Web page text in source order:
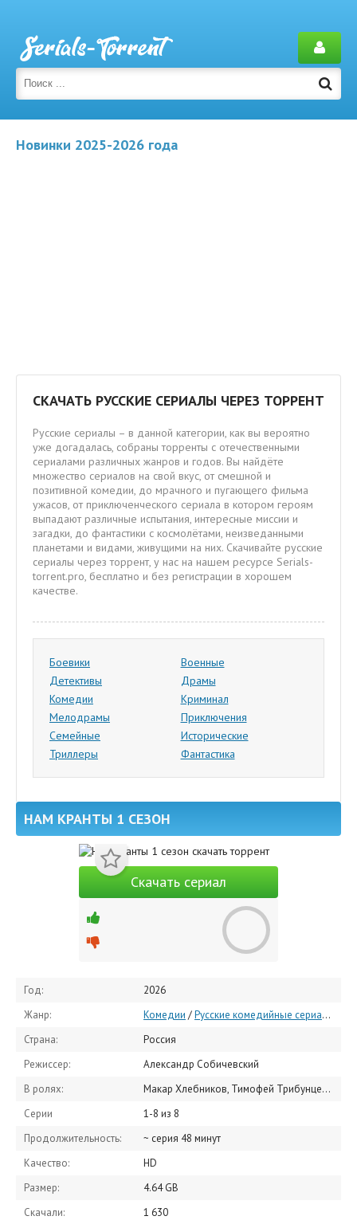
Новинки 2025-2026 года
СКАЧАТЬ РУССКИЕ СЕРИАЛЫ ЧЕРЕЗ ТОРРЕНТ
Русские сериалы – в данной категории, как вы вероятно
уже догадалась, собраны торренты с отечественными
сериалами различных жанров и годов. Вы найдёте
множество сериалов на свой вкус, от смешной и
позитивной комедии, до мрачного и пугающего фильма
ужасов, от приключенческого сериала в котором героям
выпадают различные испытания, интересные миссии и
загадки, до фантастики с космолётами, неизведанными
планетами и видами, живущими на них. Скачивайте русские
сериалы через торрент, у нас на нашем ресурсе Serials-
torrent.pro, бесплатно и без регистрации в хорошем
качестве.
Боевики
Военные
Детективы
Драмы
Комедии
Криминал
Мелодрамы
Приключения
Семейные
Исторические
Триллеры
Фантастика
НАМ КРАНТЫ 1 СЕЗОН
Скачать сериал
Год:
2026
Жанр:
Комедии /Русские комедийные сериалы
Страна:
Россия
Режиссер:
Александр Собичевский
В ролях:
Макар Хлебников, Тимофей Трибунцев, Антон Шокалюк, Шарифбек Закиров, Елизавета Ищенко, Елизавета Кононова, Евгения Калинец, Андрей Прытков, Дмитрий Журавлев, Гоша Токаев
Серии
1-8 из 8
Продолжительность:
~ серия 48 минут
Качество:
HD
Размер:
4.64 GB
Скачали:
1 630